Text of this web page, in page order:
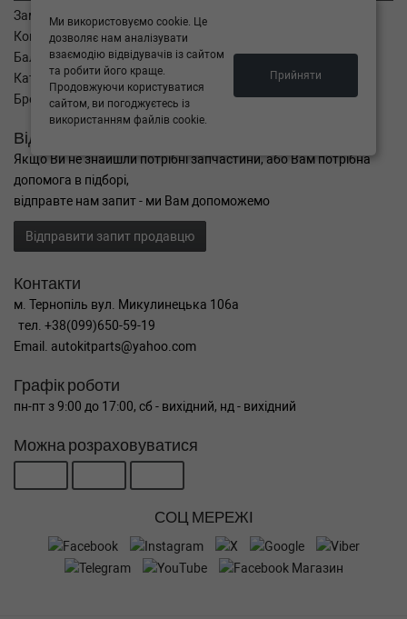
Замовлення
Кошик
Баланс
Каталог товарів
Бренди
Відправити запит
Якщо Ви не знайшли потрібні запчастини, або Вам потрібна
допомога в підборі,
відправте нам запит - ми Вам допоможемо
Відправити запит продавцю
Контакти
м. Тернопіль вул. Микулинецька 106а
тел. +38(099)650-59-19
Email. autokitparts@yahoo.com
Графік роботи
пн-пт з 9:00 до 17:00, сб - вихідний, нд - вихідний
Можна розраховуватися
СОЦ МЕРЕЖІ
Ми використовуємо cookie. Це
дозволяє нам аналізувати
взаємодію відвідувачів із сайтом
та робити його краще.
Продовжуючи користуватися
сайтом, ви погоджуєтесь із
використанням файлів cookie.
Прийняти